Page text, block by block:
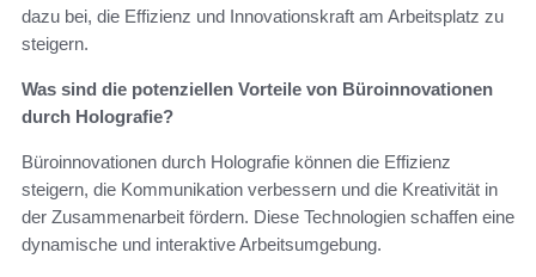
dazu bei, die Effizienz und Innovationskraft am Arbeitsplatz zu
steigern.
Was sind die potenziellen Vorteile von Büroinnovationen
durch Holografie?
Büroinnovationen durch Holografie können die Effizienz
steigern, die Kommunikation verbessern und die Kreativität in
der Zusammenarbeit fördern. Diese Technologien schaffen eine
dynamische und interaktive Arbeitsumgebung.